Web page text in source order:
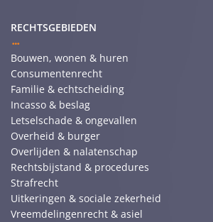
RECHTSGEBIEDEN
Bouwen, wonen & huren
Consumentenrecht
Familie & echtscheiding
Incasso & beslag
Letselschade & ongevallen
Overheid & burger
Overlijden & nalatenschap
Rechtsbijstand & procedures
Strafrecht
Uitkeringen & sociale zekerheid
Vreemdelingenrecht & asiel